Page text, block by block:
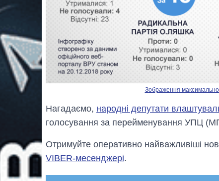
Зображення
Нагадаємо, народні депутати
голосування за перейменування УПЦ
Отримуйте оперативно найважливіші
VIBER-месенджері.